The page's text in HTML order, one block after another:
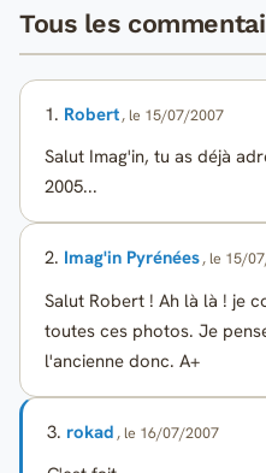
Tous les
1. Robert, le 15/07/2007
Salut Imag'in, tu as déjà
2005...
2. Imag'in Pyrénées, le 15/
Salut Robert ! Ah là là ! je
toutes ces photos. Je
l'ancienne donc. A+
3. rokad , le 16/07/2007